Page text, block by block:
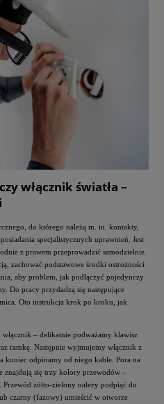
włącznik światła –
do którego należą m. in. kontakty,
posiadania specjalistycznych uprawnień. Jest
z prawem przeprowadzić samodzielnie.
zachować podstawowe środki ostrożności
aby problem, jak podłączyć pojedynczy
Do pracy przydadzą się następujące
Oto instrukcja krok po kroku, jak
– delikatnie podważamy klawisz
ramkę. Następnie wyjmujemy włącznik z
koniec odpinamy od niego kable. Pora na
znajdują się trzy kolory przewodów –
żółto-zielony należy podpiąć do
czarny (fazowy) umieścić w otworze